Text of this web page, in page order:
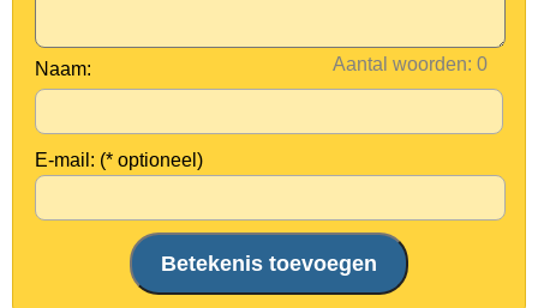
Aantal woorden:
Naam:
E-mail: (* optioneel)